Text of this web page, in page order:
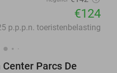
€124
p.p.p.n. toeristenbelasting
Parcs De